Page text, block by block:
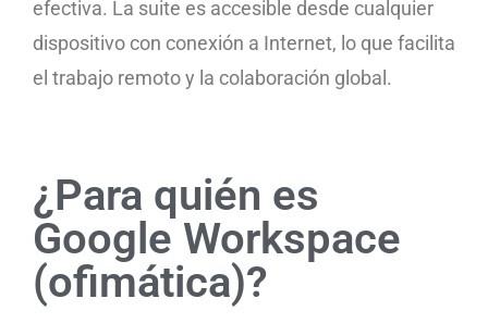
efectiva. La suite es accesible desde cualquier
dispositivo con conexión a Internet, lo que facilita
el trabajo remoto y la colaboración global.
¿Para quién es
Google Workspace
(ofimática)?